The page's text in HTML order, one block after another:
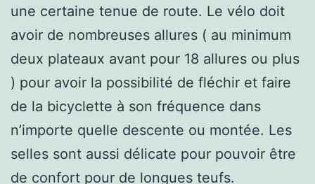
une certaine tenue de route. Le vélo doit
avoir de nombreuses allures ( au minimum
deux plateaux avant pour 18 allures ou plus
) pour avoir la possibilité de fléchir et faire
de la bicyclette à son fréquence dans
n’importe quelle descente ou montée. Les
selles sont aussi délicate pour pouvoir être
de confort pour de longues teufs.